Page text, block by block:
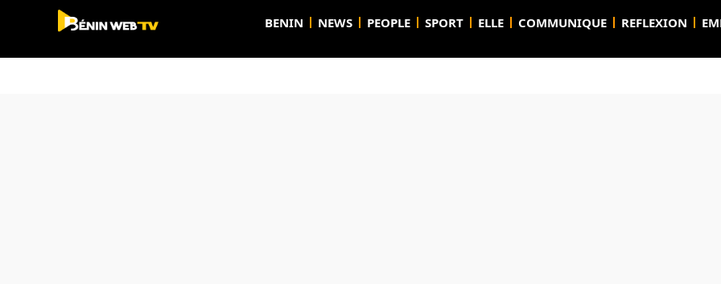
BENIN NEWS PEOPLE SPORT ELLE COMMUNIQUE REFLEXION